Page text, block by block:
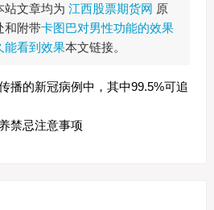
站文章均为 江西股票期货网 原
和附带卡图巴对男性功能的效果
能看到效果本文链接。
播的新冠病例中，其中99.5%可追
禁忌注意事项